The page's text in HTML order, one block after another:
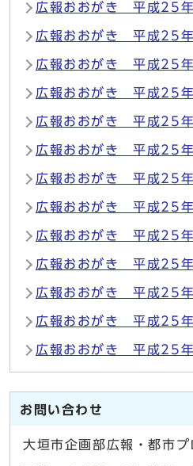
広報おおがき 平成25
広報おおがき 平成25
広報おおがき 平成25
広報おおがき 平成25
広報おおがき 平成25
広報おおがき 平成25
広報おおがき 平成25
広報おおがき 平成25
広報おおがき 平成25
広報おおがき 平成25
広報おおがき 平成25
広報おおがき 平成25
広報おおがき 平成25
お問い合わせ
大垣市企画部広報・都市